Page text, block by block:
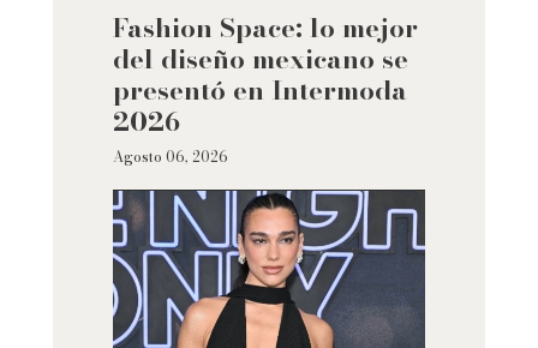
Fashion Space: lo mejor
del diseño mexicano se
presentó en Intermoda
2026
Agosto 06, 2026